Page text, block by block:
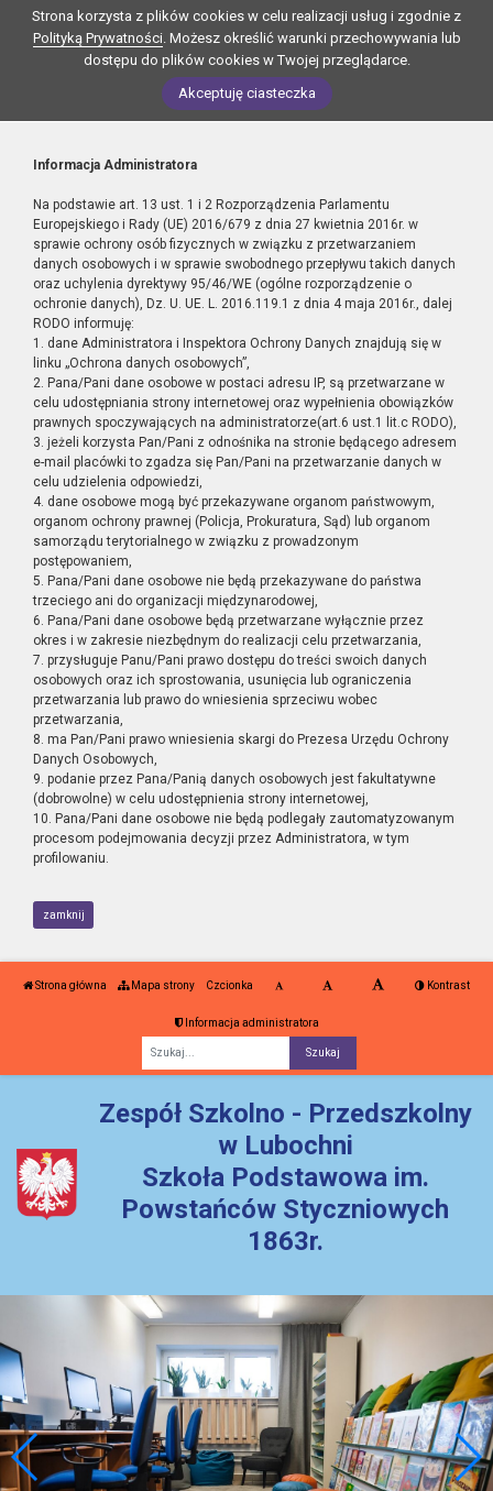
Strona korzysta z plików cookies w celu realizacji usług i zgodnie z
Polityką Prywatności. Możesz określić warunki przechowywania lub
dostępu do plików cookies w Twojej przeglądarce.
Akceptuję ciasteczka
Informacja Administratora
Na podstawie art. 13 ust. 1 i 2 Rozporządzenia Parlamentu
Europejskiego i Rady (UE) 2016/679 z dnia 27 kwietnia 2016r. w
sprawie ochrony osób fizycznych w związku z przetwarzaniem
danych osobowych i w sprawie swobodnego przepływu takich danych
oraz uchylenia dyrektywy 95/46/WE (ogólne rozporządzenie o
ochronie danych), Dz. U. UE. L. 2016.119.1 z dnia 4 maja 2016r., dalej
RODO informuję:
1. dane Administratora i Inspektora Ochrony Danych znajdują się w
linku „Ochrona danych osobowych”,
2. Pana/Pani dane osobowe w postaci adresu IP, są przetwarzane w
celu udostępniania strony internetowej oraz wypełnienia obowiązków
prawnych spoczywających na administratorze(art.6 ust.1 lit.c RODO),
3. jeżeli korzysta Pan/Pani z odnośnika na stronie będącego adresem
e-mail placówki to zgadza się Pan/Pani na przetwarzanie danych w
celu udzielenia odpowiedzi,
4. dane osobowe mogą być przekazywane organom państwowym,
organom ochrony prawnej (Policja, Prokuratura, Sąd) lub organom
samorządu terytorialnego w związku z prowadzonym
postępowaniem,
5. Pana/Pani dane osobowe nie będą przekazywane do państwa
trzeciego ani do organizacji międzynarodowej,
6. Pana/Pani dane osobowe będą przetwarzane wyłącznie przez
okres i w zakresie niezbędnym do realizacji celu przetwarzania,
7. przysługuje Panu/Pani prawo dostępu do treści swoich danych
osobowych oraz ich sprostowania, usunięcia lub ograniczenia
przetwarzania lub prawo do wniesienia sprzeciwu wobec
przetwarzania,
8. ma Pan/Pani prawo wniesienia skargi do Prezesa Urzędu Ochrony
Danych Osobowych,
9. podanie przez Pana/Panią danych osobowych jest fakultatywne
(dobrowolne) w celu udostępnienia strony internetowej,
10. Pana/Pani dane osobowe nie będą podlegały zautomatyzowanym
procesom podejmowania decyzji przez Administratora, w tym
profilowaniu.
zamknij
Strona główna Mapa strony Czcionka Kontrast
Informacja administratora
Zespół Szkolno - Przedszkolny
w Lubochni
Szkoła Podstawowa im.
Powstańców Styczniowych
1863r.